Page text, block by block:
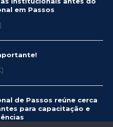
em Passos
de Passos reúne cerca
para capacitação e